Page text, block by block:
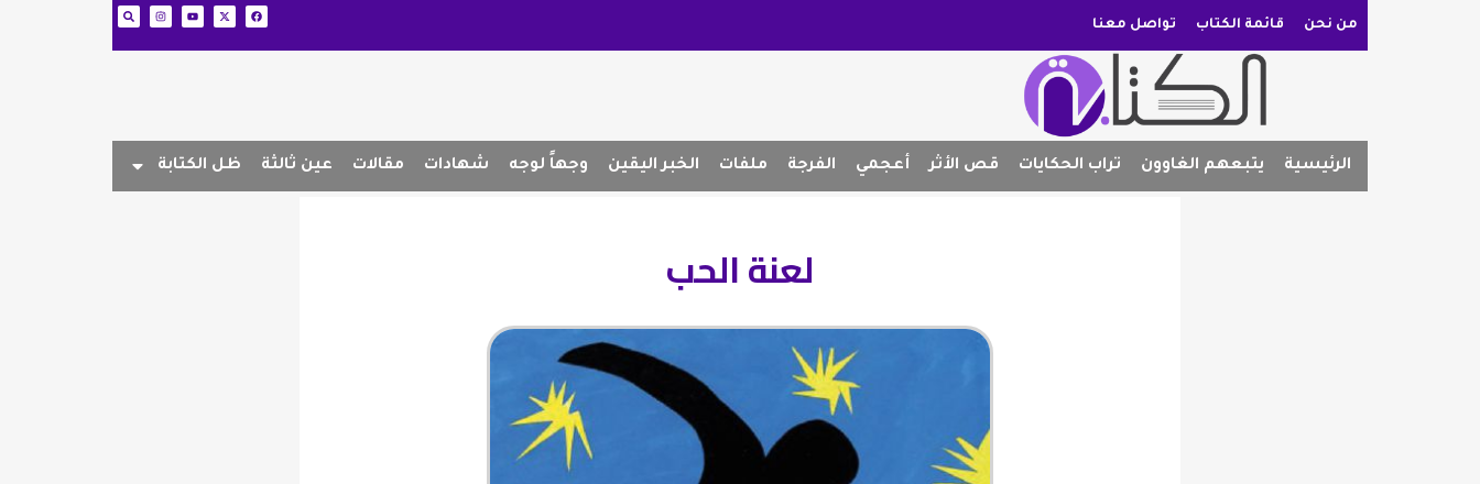
من نحن قائمة الكتاب تواصل معنا
الرئيسية يتبعهم الغاوون تراب الحكايات قص الأثر أعجمي الفرجة ملفات الخبر اليقين وجهاً لوجه شهادات مقالات عين ثالثة ظل الكتابة
لعنة الحب